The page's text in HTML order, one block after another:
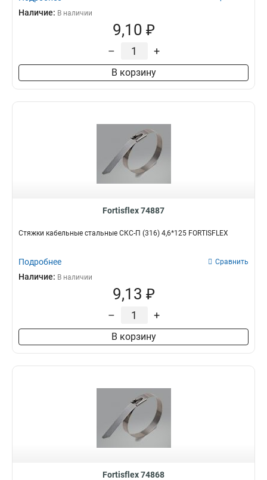
Наличие: В наличии
9,10 ₽
– +
В корзину
Fortisflex 74887
Стяжки кабельные стальные СКС-П (316) 4,6*125 FORTISFLEX
Подробнее Сравнить
Наличие: В наличии
9,13 ₽
– +
В корзину
Fortisflex 74868